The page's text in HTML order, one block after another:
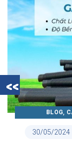
30/05/2024
BLOG,